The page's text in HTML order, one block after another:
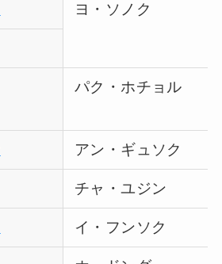
ヨ・ソノク
パク・ホチョル
アン・ギュソク
チャ・ユジン
イ・フンソク